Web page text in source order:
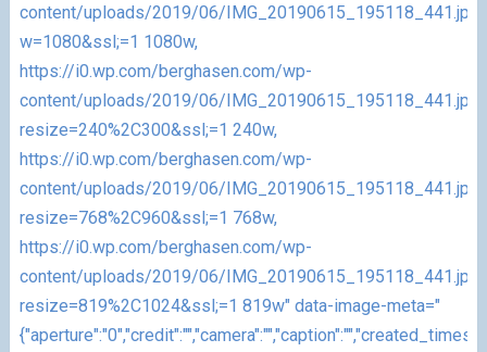
content/uploads/2019/06/IMG_20190615_195118_441.jpg?
w=1080&ssl;=1 1080w,
https://i0.wp.com/berghasen.com/wp-
content/uploads/2019/06/IMG_20190615_195118_441.jpg?
resize=240%2C300&ssl;=1 240w,
https://i0.wp.com/berghasen.com/wp-
content/uploads/2019/06/IMG_20190615_195118_441.jpg?
resize=768%2C960&ssl;=1 768w,
https://i0.wp.com/berghasen.com/wp-
content/uploads/2019/06/IMG_20190615_195118_441.jpg?
resize=819%2C1024&ssl;=1 819w" data-image-meta="